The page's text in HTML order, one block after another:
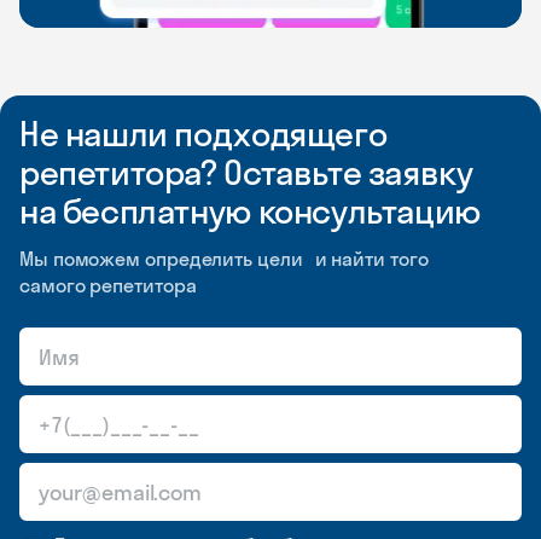
Не нашли подходящего
репетитора? Оставьте заявку
на бесплатную консультацию
Мы поможем определить цели и найти того
самого репетитора